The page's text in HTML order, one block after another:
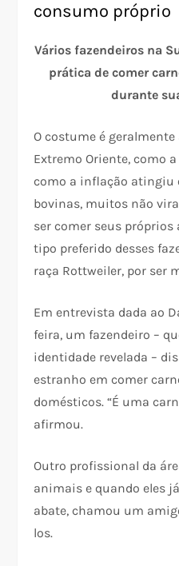
consumo próprio
Vários fazendeiros na
prática de comer
durante
O costume é
Extremo Oriente, como
como a inflação atingiu
bovinas, muitos não
ser comer seus
tipo preferido desses
raça Rottweiler, por ser
Em entrevista dada ao
feira, um fazendeiro –
identidade revelada –
estranho em comer
domésticos. “É uma
afirmou.
Outro profissional da
animais e quando eles
abate, chamou um
los.